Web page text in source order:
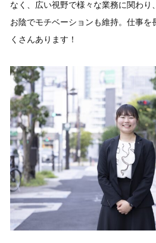
なく、広い視野で様々な業務に関わり
お陰でモチベーションも維持。仕事を
くさんあります！